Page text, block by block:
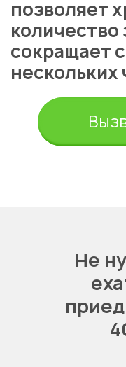
позволяет
количество
сокращает
нескольких
Не